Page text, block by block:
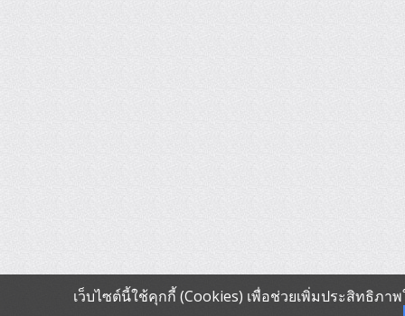
เว็บไซต์นี้ใช้คุกกี้ (Cookies) เพื่อช่วยเพิ่มประสิทธิภ